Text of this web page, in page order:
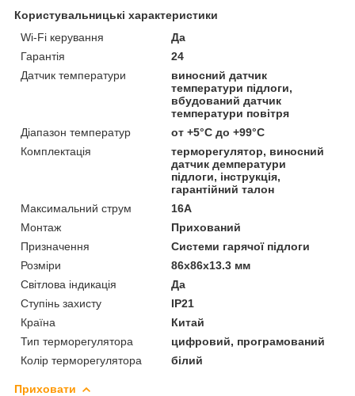
Користувальницькі характеристики
Wi-Fi керування
Да
Гарантія
24
Датчик температури
виносний датчик
температури підлоги,
вбудований датчик
температури повітря
Діапазон температур
от +5°C до +99°C
Комплектація
терморегулятор, виносний
датчик демператури
підлоги, інструкція,
гарантійний талон
Максимальний струм
16А
Монтаж
Прихований
Призначення
Системи гарячої підлоги
Розміри
86х86х13.3 мм
Світлова індикація
Да
Ступінь захисту
IP21
Країна
Китай
Тип терморегулятора
цифровий, програмований
Колір терморегулятора
білий
Приховати